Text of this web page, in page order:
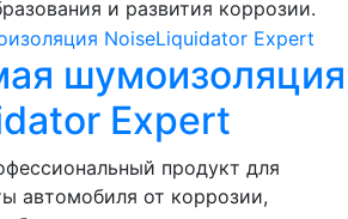
и развития коррозии.
шумоизоляция
Expert
продукт для
автомобиля от коррозии,